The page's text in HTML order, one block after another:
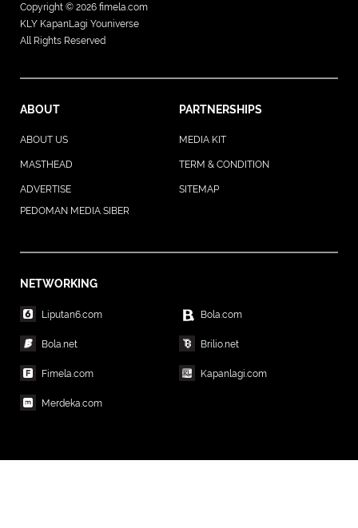
Copyright © 2026 fimela.com
KLY KapanLagi Youniverse
All Rights Reserved
ABOUT PARTNERSHIPS
ABOUT US MEDIA KIT
MASTHEAD TERM & CONDITION
ADVERTISE
SITEMAP
PEDOMAN MEDIA SIBER
NETWORKING
Liputan6.com Bola.com
Bola.net Brilio.net
Fimela.com Kapanlagi.com
Merdeka.com